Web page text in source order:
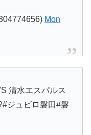
Mon
清水エスパルス
ジュビロ磐田#磐